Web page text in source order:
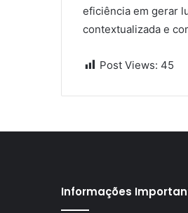
eficiência em gerar
contextualizada e
Post Views: 45
Informações